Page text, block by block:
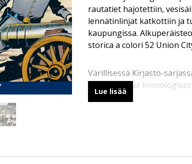
rautatiet hajotettiin,
lennätinlinjat katkottiin ja
kaupungissa.
storica a colori 52 Union
Värillisessä Kirjasto-
Willer -tarinat
Lue lisää
9789523342750